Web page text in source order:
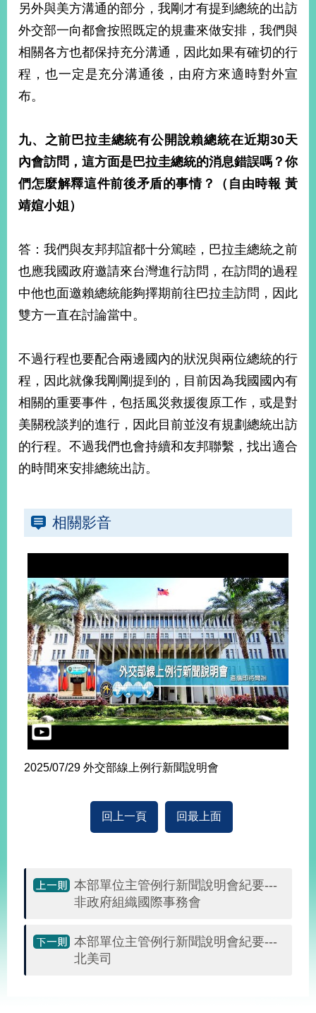
另外與美方溝通的部分，我剛才有提到總統的出訪
外交部一向都會按照既定的規畫來做安排，我們與
相關各方也都保持充分溝通，因此如果有確切的行
程，也一定是充分溝通後，由府方來適時對外宣
布。
九、之前巴拉圭總統有公開說賴總統在近期30天
內會訪問，這方面是巴拉圭總統的消息錯誤嗎？你
們怎麼解釋這件前後矛盾的事情？（自由時報 黃
靖媗小姐）
答：我們與友邦邦誼都十分篤睦，巴拉圭總統之前
也應我國政府邀請來台灣進行訪問，在訪問的過程
中他也面邀賴總統能夠擇期前往巴拉圭訪問，因此
雙方一直在討論當中。
不過行程也要配合兩邊國內的狀況與兩位總統的行
程，因此就像我剛剛提到的，目前因為我國國內有
相關的重要事件，包括風災救援復原工作，或是對
美關稅談判的進行，因此目前並沒有規劃總統出訪
的行程。不過我們也會持續和友邦聯繫，找出適合
的時間來安排總統出訪。
相關影音
2025/07/29 外交部線上例行新聞說明會
回上一頁 回最上面
本部單位主管例行新聞說明會紀要---
非政府組織國際事務會
本部單位主管例行新聞說明會紀要---
北美司